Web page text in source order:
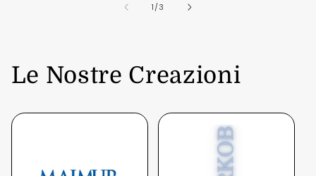
1 /su
3
Le Nostre Creazioni